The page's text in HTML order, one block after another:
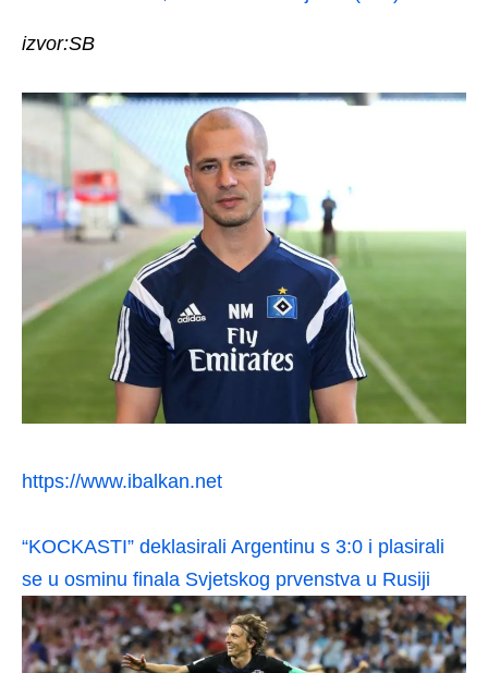
izvor:SB
https://www.ibalkan.net
“KOCKASTI” deklasirali Argentinu s 3:0 i plasirali
se u osminu finala Svjetskog prvenstva u Rusiji